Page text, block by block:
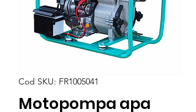
Cod SKU: FR1005041
Motopompa apa